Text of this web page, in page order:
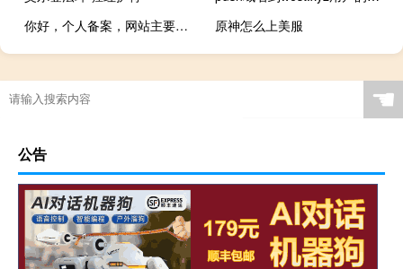
你好，个人备案，网站主要做个人空间，要怎么修改备案名称！
原神怎么上美服
☚
公告